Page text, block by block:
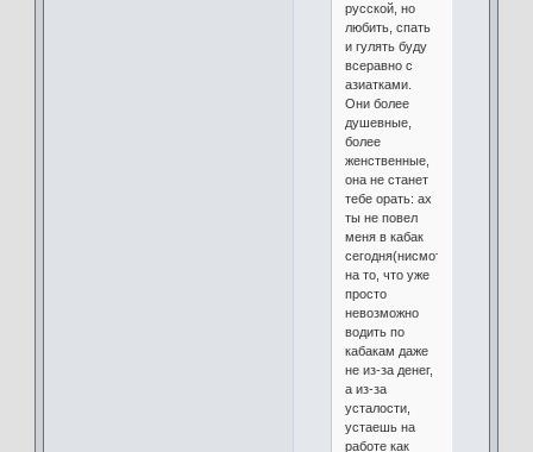
русской, но
любить, спать
и гулять буду
всеравно с
азиатками.
Они более
душевные,
более
женственные,
она не станет
тебе орать: ах
ты не повел
меня в кабак
сегодня(нисмотря
на то, что уже
просто
невозможно
водить по
кабакам даже
не из-за денег,
а из-за
усталости,
устаешь на
работе как